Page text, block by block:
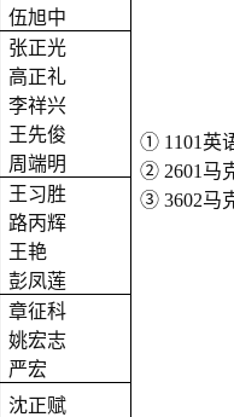
伍旭中
① 1101英
② 2601马
③ 3602马
张正光
高正礼
李祥兴
王先俊
周端明
王习胜
路丙辉
王艳
彭凤莲
章征科
姚宏志
严宏
沈正赋